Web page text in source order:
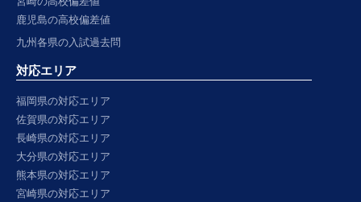
鹿児島の高校偏差値
九州各県の入試過去問
対応エリア
福岡県の対応エリア
佐賀県の対応エリア
長崎県の対応エリア
大分県の対応エリア
熊本県の対応エリア
宮崎県の対応エリア